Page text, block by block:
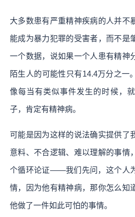
大多数患有严重精神疾病的人并不
能成为暴力犯罪的受害者，而不是
一个数据，说如果一个人患有精神
陌生人的可能性只有14.4万分之一
像每当有类似事件发生的时候，
子，肯定有精神病。
可能是因为这样的说法确实提供了
意料、不合逻辑、难以理解的事情
个循环论证——我们先问，这个人
情，因为他有精神病，那你怎么知
他做了一件如此可怕的事情。